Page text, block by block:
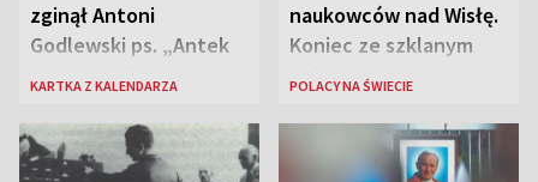
zginął Antoni
Godlewski ps. „Antek
Rozpylacz”
KARTKA Z KALENDARZA
naukowców nad Wisłę.
Koniec ze szklanym
sufitem
POLACY NA ŚWIECIE